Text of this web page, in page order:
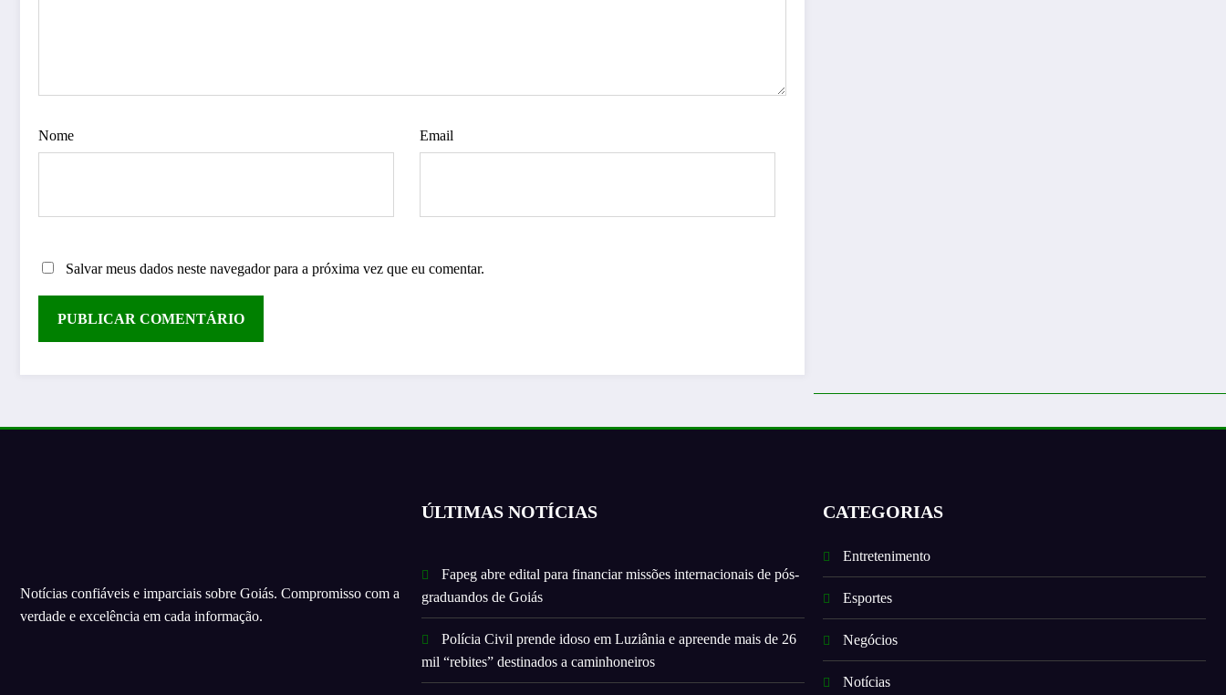
Nome Email
Salvar meus dados neste navegador para a próxima vez que eu comentar.
Notícias confiáveis e imparciais sobre Goiás. Compromisso com a
verdade e excelência em cada informação.
ÚLTIMAS NOTÍCIAS
Fapeg abre edital para financiar missões internacionais de pós-
graduandos de Goiás
Polícia Civil prende idoso em Luziânia e apreende mais de 26
mil “rebites” destinados a caminhoneiros
CATEGORIAS
Entretenimento
Esportes
Negócios
Notícias